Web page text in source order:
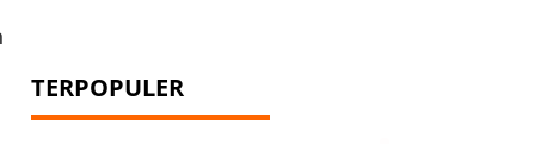
TERPOPULER